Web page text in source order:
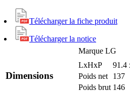
Télécharger la fiche produit
Télécharger la notice
Marque LG
Dimensions
LxHxP
91.4
Poids net
137
Poids brut 146